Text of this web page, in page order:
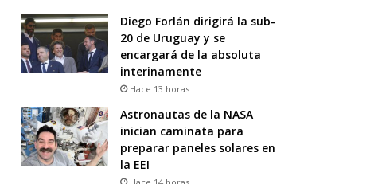
Diego Forlán dirigirá la sub-
20 de Uruguay y se
encargará de la absoluta
interinamente
Hace 13 horas
Astronautas de la NASA
inician caminata para
preparar paneles solares en
la EEI